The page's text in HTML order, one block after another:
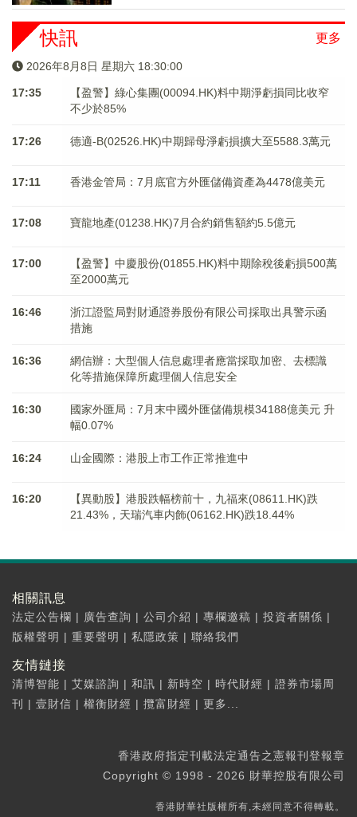
更多
快訊
2026年8月8日 星期六 18:30:01
17:35
【盈警】綠心集團(00094.HK)料中期淨虧損同比收窄
不少於85%
17:26 德適-B(02526.HK)中期歸母淨虧損擴大至5588.3萬元
17:11 香港金管局：7月底官方外匯儲備資產為4478億美元
17:08 寶龍地產(01238.HK)7月合約銷售額約5.5億元
17:00
【盈警】中慶股份(01855.HK)料中期除稅後虧損500萬
至2000萬元
16:46
浙江證監局對財通證券股份有限公司採取出具警示函
措施
16:36
網信辦：大型個人信息處理者應當採取加密、去標識
化等措施保障所處理個人信息安全
16:30
國家外匯局：7月末中國外匯儲備規模34188億美元 升
幅0.07%
16:24 山金國際：港股上市工作正常推進中
16:20
【異動股】港股跌幅榜前十，九福來(08611.HK)跌
21.43%，天瑞汽車内飾(06162.HK)跌18.44%
相關訊息
法定公告欄 | 廣告查詢 | 公司介紹 | 專欄邀稿 | 投資者關係 |
版權聲明 | 重要聲明 | 私隱政策 | 聯絡我們
友情鏈接
清博智能 | 艾媒諮詢 | 和訊 | 新時空 | 時代財經 | 證券市場周
刊
| 壹財信 | 權衡財經 | 攬富財經 | 更多...
香港政府指定刊載法定通告之憲報刊登報章
Copyright © 1998 - 2026 財華控股有限公司
香港財華社版權所有,未經同意不得轉載。